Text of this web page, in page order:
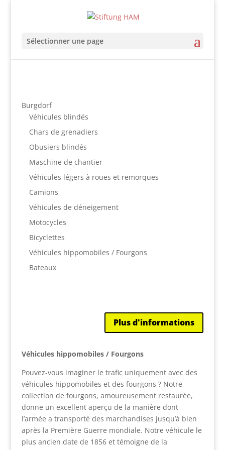
Sélectionner une page
Burgdorf
Véhicules blindés
Chars de grenadiers
Obusiers blindés
Maschine de chantier
Véhicules légers à roues et remorques
Camions
Véhicules de déneigement
Motocycles
Bicyclettes
Véhicules hippomobiles / Fourgons
Bateaux
Plus d'informations
Véhicules hippomobiles / Fourgons
Pouvez-vous imaginer le trafic uniquement avec des
véhicules hippomobiles et des fourgons ? Notre
collection de fourgons, amoureusement restaurée,
donne un excellent aperçu de la manière dont
l’armée a transporté des marchandises jusqu’à bien
après la Première Guerre mondiale. Notre véhicule le
plus ancien date de 1856 et témoigne de la